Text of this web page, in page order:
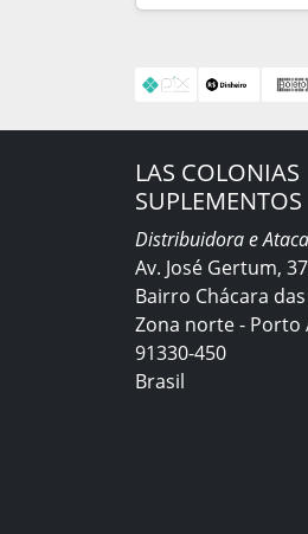
LAS COLONIAS
SUPLEMENTOS
Distribuidora e
Av. José Gertum,
Bairro Chácara
Zona norte - Porto
91330-450
Brasil